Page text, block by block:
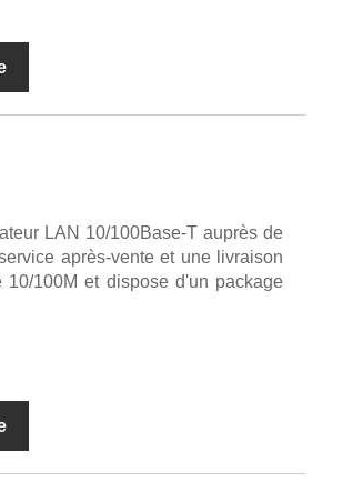
LAN 10/100Base-T auprès de
après-vente et une livraison
100M et dispose d'un package